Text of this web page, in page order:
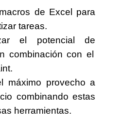
macros de Excel
para
tareas.
el potencial de
combinacióncon el
máximo provecho a
combinando estas
herramientas.